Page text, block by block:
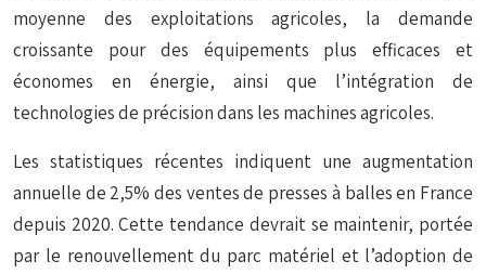
moyenne des exploitations agricoles, la demande
croissante pour des équipements plus efficaces et
économes en énergie, ainsi que l’intégration de
technologies de précision dans les machines agricoles.
Les statistiques récentes indiquent une augmentation
annuelle de 2,5% des ventes de presses à balles en France
depuis 2020. Cette tendance devrait se maintenir, portée
par le renouvellement du parc matériel et l’adoption de